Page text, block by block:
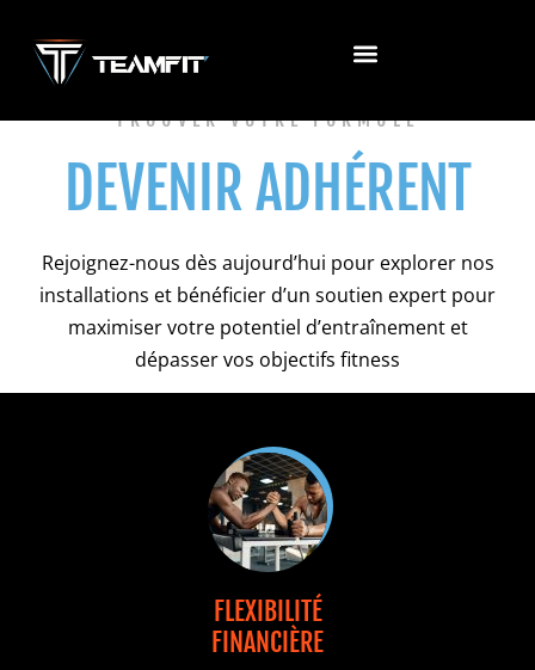
TROUVER VOTRE FORMULE
DEVENIR ADHÉRENT
Rejoignez-nous dès aujourd’hui pour explorer nos
installations et bénéficier d’un soutien expert pour
maximiser votre potentiel d’entraînement et
dépasser vos objectifs fitness
FLEXIBILITÉ
FINANCIÈRE